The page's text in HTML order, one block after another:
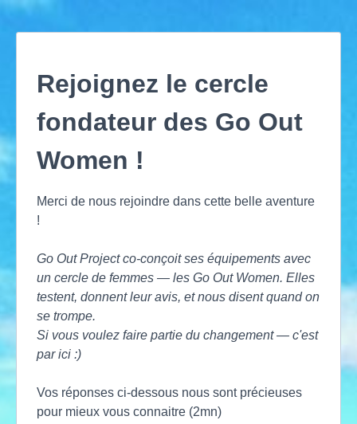
Rejoignez le cercle
fondateur des Go Out
Women !
Merci de nous rejoindre dans cette belle aventure
!
Go Out Project co-conçoit ses équipements avec
un cercle de femmes — les Go Out Women. Elles
testent, donnent leur avis, et nous disent quand on
se trompe.
Si vous voulez faire partie du changement — c'est
par ici :)
Vos réponses ci-dessous nous sont précieuses
pour mieux vous connaitre (2mn)